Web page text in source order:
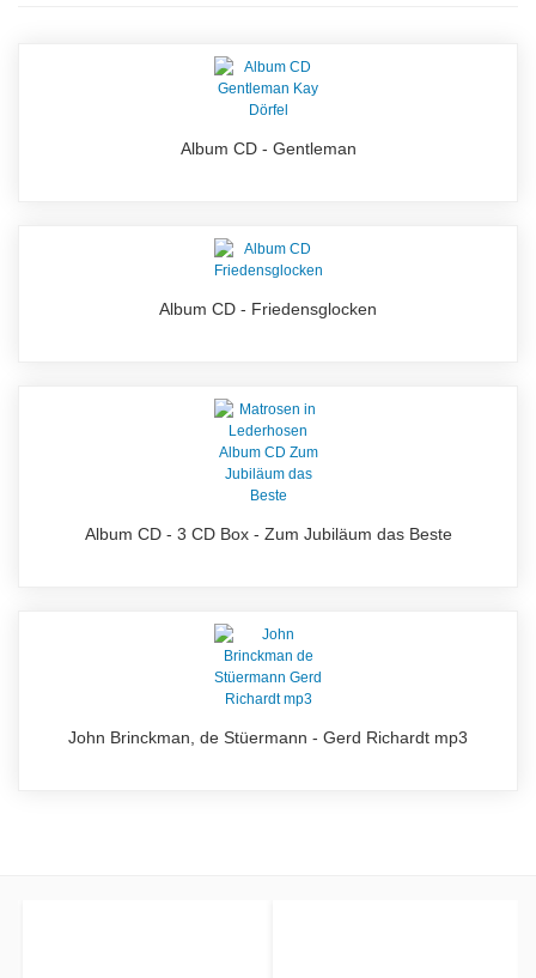
Album CD - Gentleman
Album CD - Friedensglocken
Album CD - 3 CD Box - Zum Jubiläum das Beste
John Brinckman, de Stüermann - Gerd Richardt mp3